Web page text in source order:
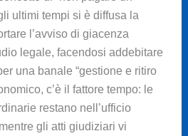
ultimi tempi si è diffusa la
l’avviso di giacenza
legale, facendosi addebitare
una banale “gestione e ritiro
c’è il fattore tempo: le
restano nell’ufficio
gli atti giudiziari vi